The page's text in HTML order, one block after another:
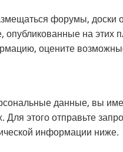
форумы, доски
на этих
оцените
данные, вы
Для этого отправьте
информации ниже.